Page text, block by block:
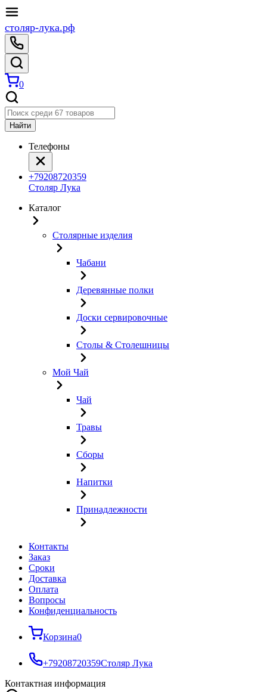
столяр-лука.рф
0
Найти
Телефоны
+79208720359
Столяр Лука
Каталог
Столярные изделия
Чабани
Деревянные полки
Доски сервировочные
Столы & Столешницы
Мой Чай
Чай
Травы
Сборы
Напитки
Принадлежности
Контакты
Заказ
Cроки
Доставка
Оплата
Вопросы
Конфиденциальность
Корзина0
+79208720359Столяр Лука
Контактная информация